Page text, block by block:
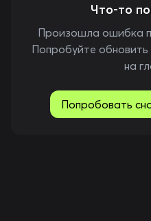
Что-то
Произошла ошибка
Попробуйте обновить
на
Попробовать